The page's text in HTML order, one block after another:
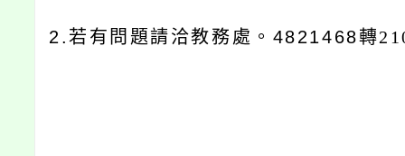
2.若有問題請洽教務處。 4821468轉